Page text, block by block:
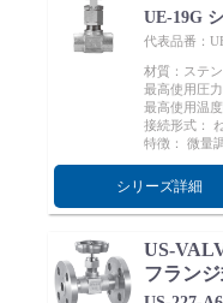
UE-19G
代表品番：
材質：ステ
最高使用圧
最高使用温
接続形式：
特徴： 微量
シリーズ詳細
US-
フラン